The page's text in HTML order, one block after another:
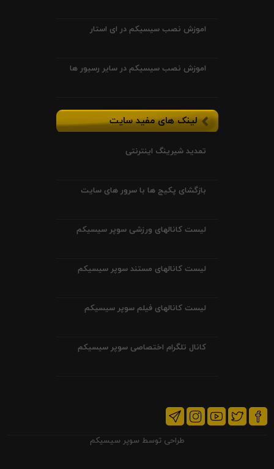
اموزش نصب سیسیکم در ای استار
اموزش نصب سیسیکم در سایر رسیور ها
لینک های مفید سایت
تمدید شیرینگ اینترنتی
بازگشای پکیج ها با سرور های سایت
لیست کانالهای ورزشی سوپر سیسیکم
لیست کانالهای مستند سوپر سیسیکم
لیست کانالهای فیلم سوپر سیسیکم
کانال تلگرام اختصاصی سوپر سیسیکم
طراحی توسط سوپر سیسیکم